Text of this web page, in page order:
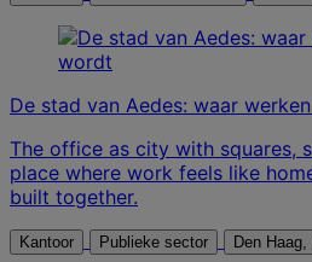
De stad van Aedes: waar
The office as city with squares,
place where work feels like
built together.
Kantoor Publieke sector